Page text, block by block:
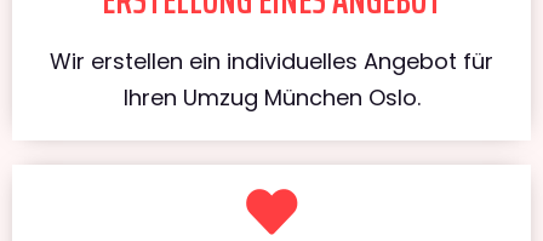
Wir erstellen ein individuelles Angebot für
Ihren Umzug München Oslo.